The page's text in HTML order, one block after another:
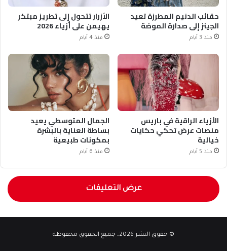
حقائب الدنيم المطرزة تعيد
الجينز إلى صدارة الموضة
منذ 3 أيام
الأزرار تتحول إلى تطريز مبتكر
يهيمن على أزياء 2026
منذ 4 أيام
الأزياء الراقية في باريس
منصات عرض تحكي حكايات
خيالية
منذ 5 أيام
الجمال المتوسطي يعيد
بساطة العناية بالبشرة
بمكونات طبيعية
منذ 6 أيام
عرض التعليقات
© حقوق النشر 2026، جميع الحقوق محفوظة